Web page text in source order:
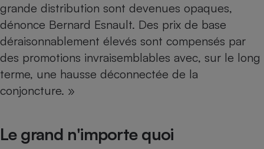
grande distribution sont devenues opaques,
dénonce Bernard Esnault. Des prix de base
déraisonnablement élevés sont compensés par
des promotions invraisemblables avec, sur le long
terme, une hausse déconnectée de la
conjoncture. »
Le grand n'importe quoi